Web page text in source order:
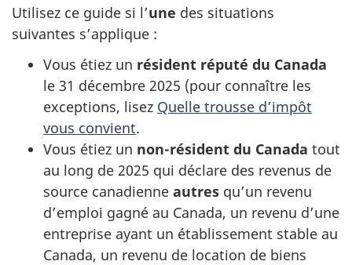
Utilisez ce guide si l’une des situations
suivantes s’applique :
Vous étiez un résident réputé du Canada
le 31 décembre 2025 (pour connaître les
exceptions, lisez Quelle trousse d’impôt
vous convient.
Vous étiez un non-résident du Canada tout
au long de 2025 qui déclare des revenus de
source canadienne autres qu’un revenu
d’emploi gagné au Canada, un revenu d’une
entreprise ayant un établissement stable au
Canada, un revenu de location de biens